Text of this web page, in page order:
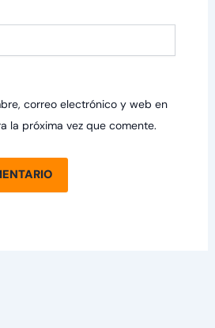
correo electrónico y web en
la próxima vez que comente.